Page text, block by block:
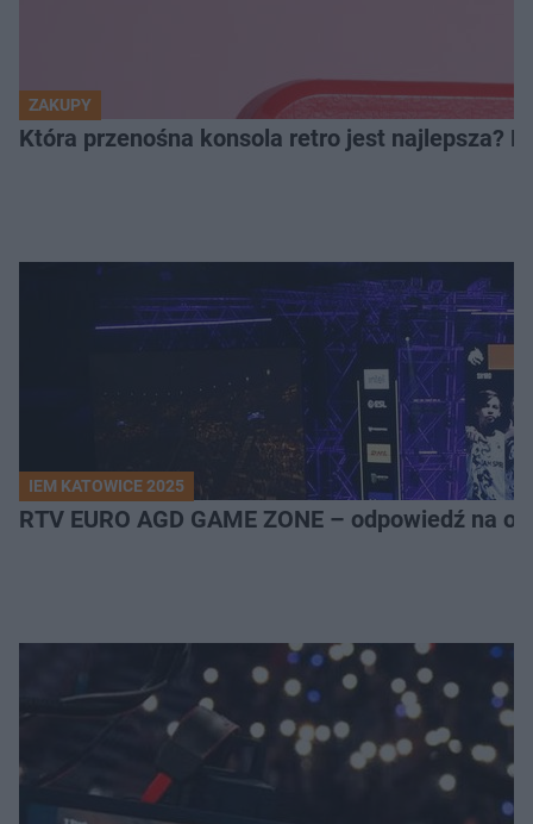
ZAKUPY
Która przenośna konsola retro jest najlepsza?
IEM KATOWICE 2025
RTV EURO AGD GAME ZONE – odpowiedź na